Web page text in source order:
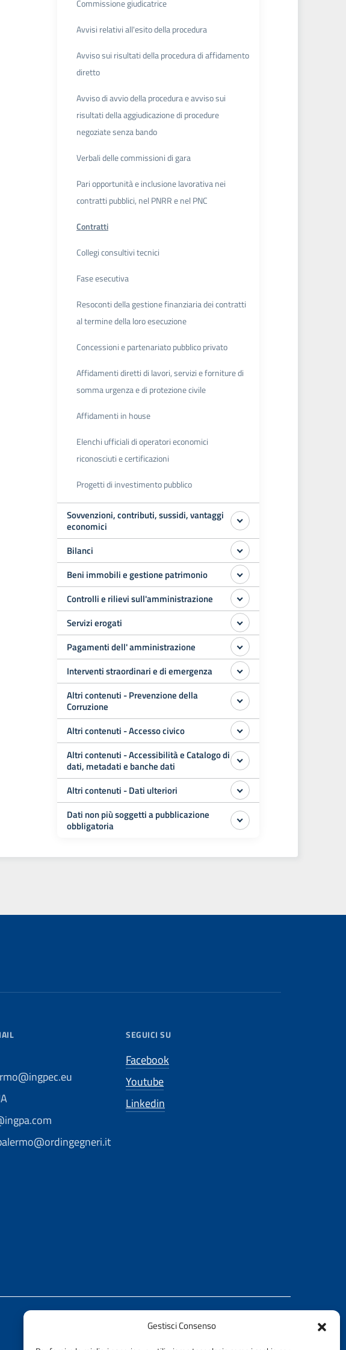
Gestisci Consenso
Commissione giudicatrice
Avvisi relativi all'esito della procedura
Avviso sui risultati della procedura di affidamento
diretto
Avviso di avvio della procedura e avviso sui
risultati della aggiudicazione di procedure
negoziate senza bando
Verbali delle commissioni di gara
Pari opportunità e inclusione lavorativa nei
contratti pubblici, nel PNRR e nel PNC
Contratti
Collegi consultivi tecnici
Fase esecutiva
Resoconti della gestione finanziaria dei contratti
al termine della loro esecuzione
Concessioni e partenariato pubblico privato
Affidamenti diretti di lavori, servizi e forniture di
somma urgenza e di protezione civile
Affidamenti in house
Elenchi ufficiali di operatori economici
riconosciuti e certificazioni
Progetti di investimento pubblico
Sovvenzioni, contributi, sussidi, vantaggi
economici
Bilanci
Beni immobili e gestione patrimonio
Controlli e rilievi sull'amministrazione
Servizi erogati
Pagamenti dell' amministrazione
Interventi straordinari e di emergenza
Altri contenuti - Prevenzione della
Corruzione
Altri contenuti - Accesso civico
Altri contenuti - Accessibilità e Catalogo di
dati, metadati e banche dati
Altri contenuti - Dati ulteriori
Dati non più soggetti a pubblicazione
obbligatoria
SEGUICI SU
Facebook
Youtube
Linkedin
REALIZZATO CON LA COLLABORAZIONE DI